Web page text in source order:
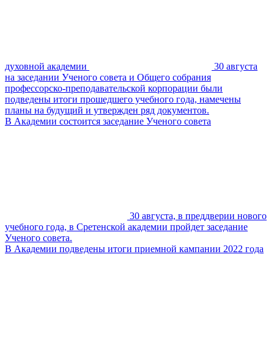
духовной академии
30 августа
на заседании Ученого совета и Общего собрания
профессорско-преподавательской корпорации были
подведены итоги прошедшего учебного года, намечены
планы на будущий и утвержден ряд документов.
В Академии состоится заседание Ученого совета
30 августа, в преддверии нового
учебного года, в Сретенской академии пройдет заседание
Ученого совета.
В Академии подведены итоги приемной кампании 2022 года